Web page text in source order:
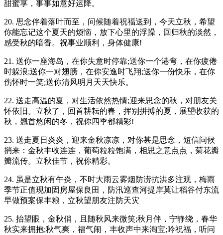
甜蜜享，事事如意好运降。
20. 思念伴着落叶而至，问候随着祝福送到，今天立秋，希望
你能忘记这个夏天的烦恼，放下心里的浮躁，回归秋的淡然，
感受秋的暗香。祝事业顺利，身体健康!
21. 送你一座海岛，在你失意时停靠;送你一个港弯，在你疲倦
时躲浪;送你一对翅膀，在你安逸时飞翔;送你一份快乐，在你
伤怀时一笑;送你清风明月天天快乐。
22. 送走高温的夏，对生活依然热情;迎来思念的秋，对朋友关
怀依旧。立秋了，回首耕耘的春，挥别拼搏的夏，展望收获的
秋，翘首悠闲的冬，祝你四季都精彩!
23. 送走夏日炎炎，迎来金秋凉凉，对你甚是思念，短信问候
捎来：金秋丰收连连，葡萄粒粒饱满，相思之意点点，菊花瓣
瓣流传。立秋佳节，祝你精彩。
24. 虽是立秋有午炎，不时大雨云雾烟防涝抗洪多注观，梅雨
季节正值现加固房屋保良田，防汛巡查河提岸莫让稻谷付东流
早做预案保丰粮，立秋望朋友注防天灾
25. 抬望眼，金秋俏，且随秋风来微笑;秋月伴，宁静绕，春华
秋实来拥抱;秋气爽，福气闹，丰收声中来淘宝;吟祝福，听问